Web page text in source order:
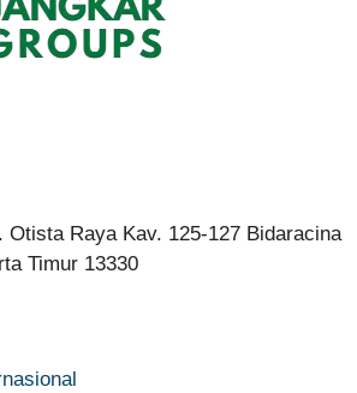
Otista Raya Kav. 125-127 Bidaracina
Timur 13330